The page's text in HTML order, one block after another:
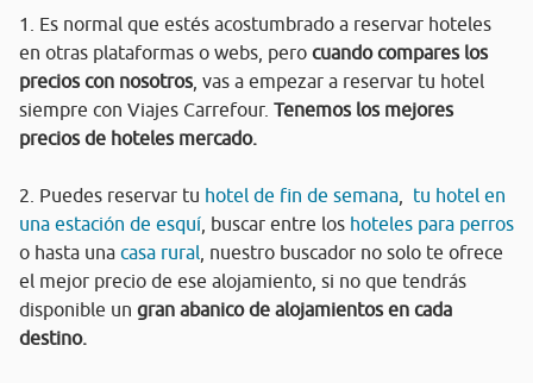
1. Es normal que estés acostumbrado a reservar hoteles
en otras plataformas o webs, pero cuando compares los
precios con nosotros, vas a empezar a reservar tu hotel
siempre con Viajes Carrefour. Tenemos los mejores
precios de hoteles mercado.
2. Puedes reservar tu hotel de fin de semana
tu hotel en
una estación de esquí , buscar entre los hoteles para perros
o hasta una casa rural , nuestro buscador no solo te ofrece
el mejor precio de ese alojamiento, si no que tendrás
disponible un gran abanico de alojamientos en cada
destino.